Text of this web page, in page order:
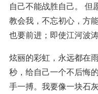
自己不能战胜自己。 但
教会我，不忘初心，方
也要前进；即使江河波
炫丽的彩虹，永远都在
秒，给自己一个不后悔
手一搏。我要像一块石